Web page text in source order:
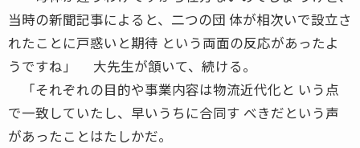
当時の新聞記事によると、二つの団 体が相次いで設立さ
れたことに戸惑いと期待 という両面の反応があったよ
うですね」 大先生が頷いて、続ける。
「それぞれの目的や事業内容は物流近代化と いう点
で一致していたし、早いうちに合同す べきだという声
があったことはたしかだ。